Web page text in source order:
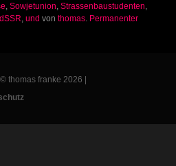
,Sowjetunion,Strassenbaustudenten,
,und vonthomas. Permanenter
thomas franke 2026 |